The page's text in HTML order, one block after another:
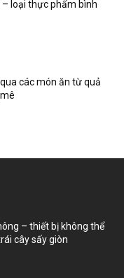
– loại thực phẩm bình
các món ăn từ quả
– thiết bị không thể
cây sấy giòn